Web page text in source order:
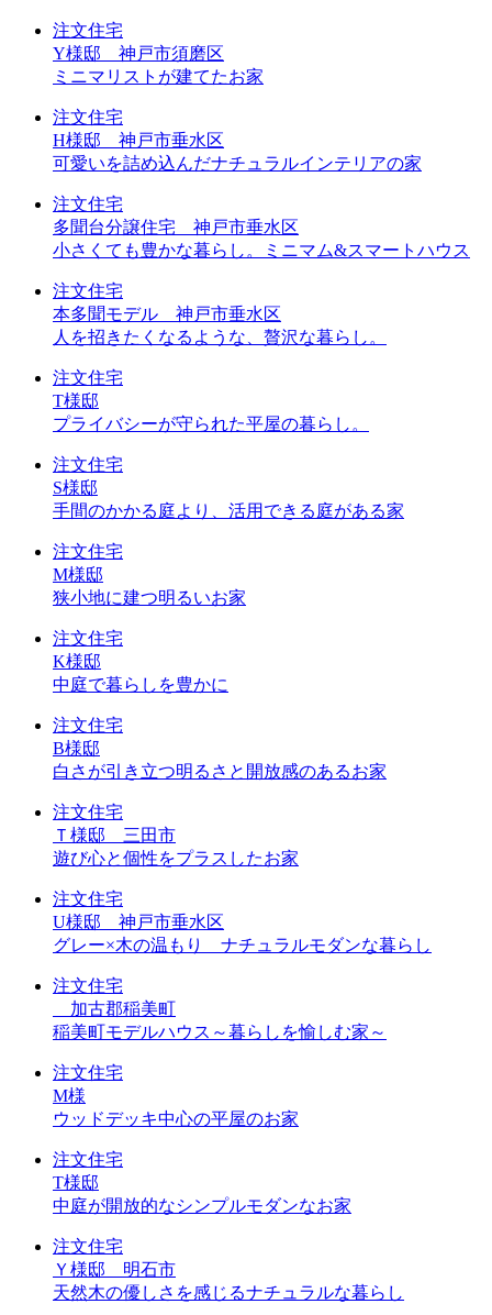
注文住宅
Y様邸 神戸市須磨区
ミニマリストが建てたお家
注文住宅
H様邸 神戸市垂水区
可愛いを詰め込んだナチュラルインテリアの家
注文住宅
多聞台分譲住宅 神戸市垂水区
小さくても豊かな暮らし。ミニマム&スマートハウス
注文住宅
本多聞モデル 神戸市垂水区
人を招きたくなるような、贅沢な暮らし。
注文住宅
T様邸
プライバシーが守られた平屋の暮らし。
注文住宅
S様邸
手間のかかる庭より、活用できる庭がある家
注文住宅
M様邸
狭小地に建つ明るいお家
注文住宅
K様邸
中庭で暮らしを豊かに
注文住宅
B様邸
白さが引き立つ明るさと開放感のあるお家
注文住宅
Ｔ様邸 三田市
遊び心と個性をプラスしたお家
注文住宅
U様邸 神戸市垂水区
グレー×木の温もり ナチュラルモダンな暮らし
注文住宅
加古郡稲美町
稲美町モデルハウス～暮らしを愉しむ家～
注文住宅
M様
ウッドデッキ中心の平屋のお家
注文住宅
T様邸
中庭が開放的なシンプルモダンなお家
注文住宅
Ｙ様邸 明石市
天然木の優しさを感じるナチュラルな暮らし